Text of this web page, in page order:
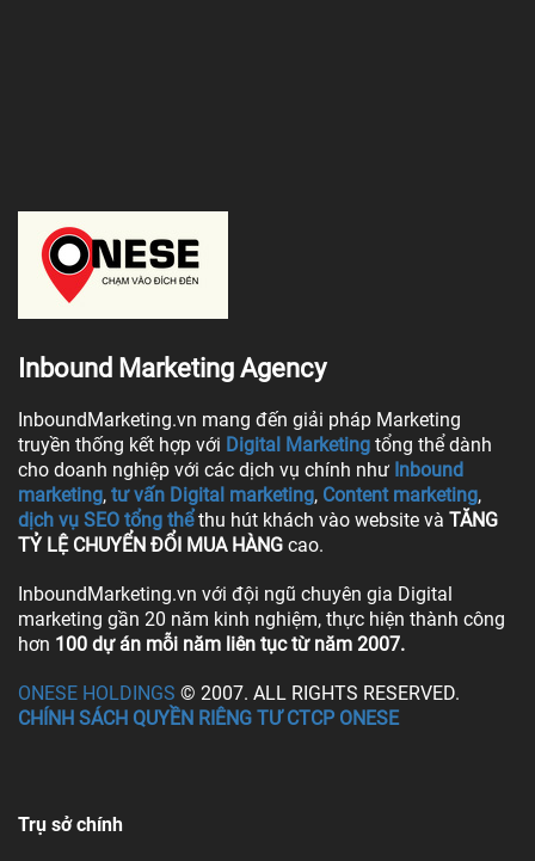
Inbound Marketing Agency
InboundMarketing.vn mang đến giải pháp Marketing
truyền thống kết hợp với Digital Marketing tổng thể dành
cho doanh nghiệp với các dịch vụ chính như Inbound
marketing, tư vấn Digital marketing, Content marketing,
dịch vụ SEO tổng thể thu hút khách vào website và TĂNG
TỶ LỆ CHUYỂN ĐỔI MUA HÀNG cao.
InboundMarketing.vn với đội ngũ chuyên gia Digital
marketing gần 20 năm kinh nghiệm, thực hiện thành công
hơn 100 dự án mỗi năm liên tục từ năm 2007.
ONESE HOLDINGS © 2007. ALL RIGHTS RESERVED.
CHÍNH SÁCH QUYỀN RIÊNG TƯ CTCP ONESE
Trụ sở chính